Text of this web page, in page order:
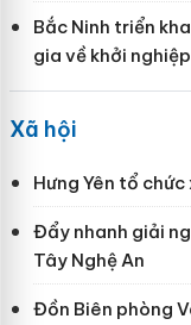
Bắc Ninh triển
gia về khởi
Xã hội
Hưng Yên tổ
Đẩy nhanh giải
Tây Nghệ An
Đồn Biên phòng